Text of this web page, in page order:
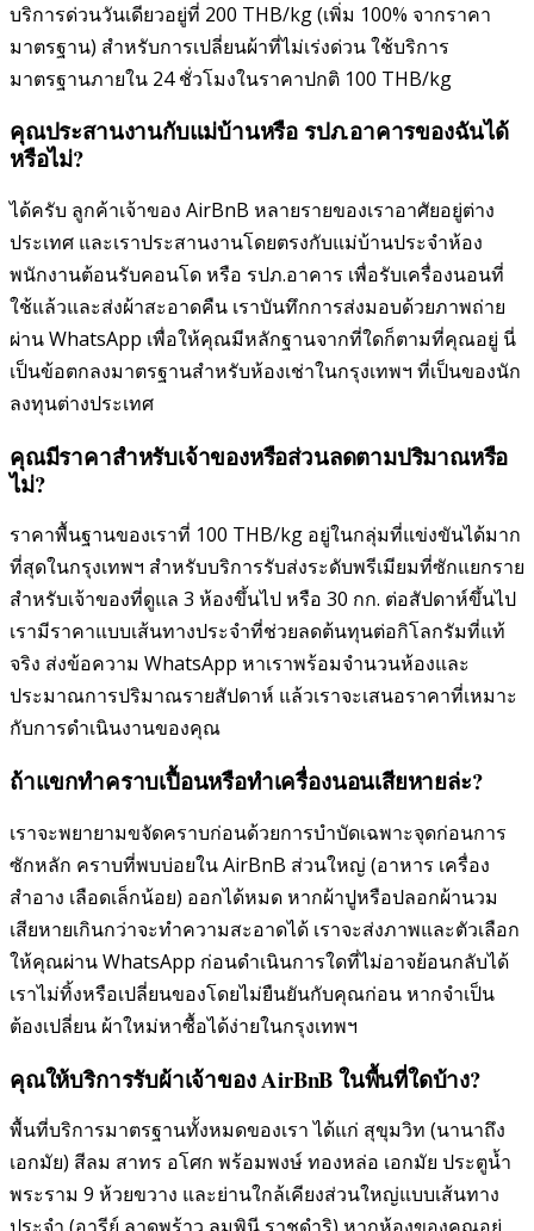
บริการด่วนวันเดียวอยู่ที่ 200 THB/kg (เพิ่ม 100% จากราคา
มาตรฐาน) สำหรับการเปลี่ยนผ้าที่ไม่เร่งด่วน ใช้บริการ
มาตรฐานภายใน 24 ชั่วโมงในราคาปกติ 100 THB/kg
คุณประสานงานกับแม่บ้านหรือ รปภ.อาคารของฉันได้
หรือไม่?
ได้ครับ ลูกค้าเจ้าของ AirBnB หลายรายของเราอาศัยอยู่ต่าง
ประเทศ และเราประสานงานโดยตรงกับแม่บ้านประจำห้อง
พนักงานต้อนรับคอนโด หรือ รปภ.อาคาร เพื่อรับเครื่องนอนที่
ใช้แล้วและส่งผ้าสะอาดคืน เราบันทึกการส่งมอบด้วยภาพถ่าย
ผ่าน WhatsApp เพื่อให้คุณมีหลักฐานจากที่ใดก็ตามที่คุณอยู่ นี่
เป็นข้อตกลงมาตรฐานสำหรับห้องเช่าในกรุงเทพฯ ที่เป็นของนัก
ลงทุนต่างประเทศ
คุณมีราคาสำหรับเจ้าของหรือส่วนลดตามปริมาณหรือ
ไม่?
ราคาพื้นฐานของเราที่ 100 THB/kg อยู่ในกลุ่มที่แข่งขันได้มาก
ที่สุดในกรุงเทพฯ สำหรับบริการรับส่งระดับพรีเมียมที่ซักแยกราย
สำหรับเจ้าของที่ดูแล 3 ห้องขึ้นไป หรือ 30 กก. ต่อสัปดาห์ขึ้นไป
เรามีราคาแบบเส้นทางประจำที่ช่วยลดต้นทุนต่อกิโลกรัมที่แท้
จริง ส่งข้อความ WhatsApp หาเราพร้อมจำนวนห้องและ
ประมาณการปริมาณรายสัปดาห์ แล้วเราจะเสนอราคาที่เหมาะ
กับการดำเนินงานของคุณ
ถ้าแขกทำคราบเปื้อนหรือทำเครื่องนอนเสียหายล่ะ?
เราจะพยายามขจัดคราบก่อนด้วยการบำบัดเฉพาะจุดก่อนการ
ซักหลัก คราบที่พบบ่อยใน AirBnB ส่วนใหญ่ (อาหาร เครื่อง
สำอาง เลือดเล็กน้อย) ออกได้หมด หากผ้าปูหรือปลอกผ้านวม
เสียหายเกินกว่าจะทำความสะอาดได้ เราจะส่งภาพและตัวเลือก
ให้คุณผ่าน WhatsApp ก่อนดำเนินการใดที่ไม่อาจย้อนกลับได้
เราไม่ทิ้งหรือเปลี่ยนของโดยไม่ยืนยันกับคุณก่อน หากจำเป็น
ต้องเปลี่ยน ผ้าใหม่หาซื้อได้ง่ายในกรุงเทพฯ
คุณให้บริการรับผ้าเจ้าของ AirBnB ในพื้นที่ใดบ้าง?
พื้นที่บริการมาตรฐานทั้งหมดของเรา ได้แก่ สุขุมวิท (นานาถึง
เอกมัย) สีลม สาทร อโศก พร้อมพงษ์ ทองหล่อ เอกมัย ประตูน้ำ
พระราม 9 ห้วยขวาง และย่านใกล้เคียงส่วนใหญ่แบบเส้นทาง